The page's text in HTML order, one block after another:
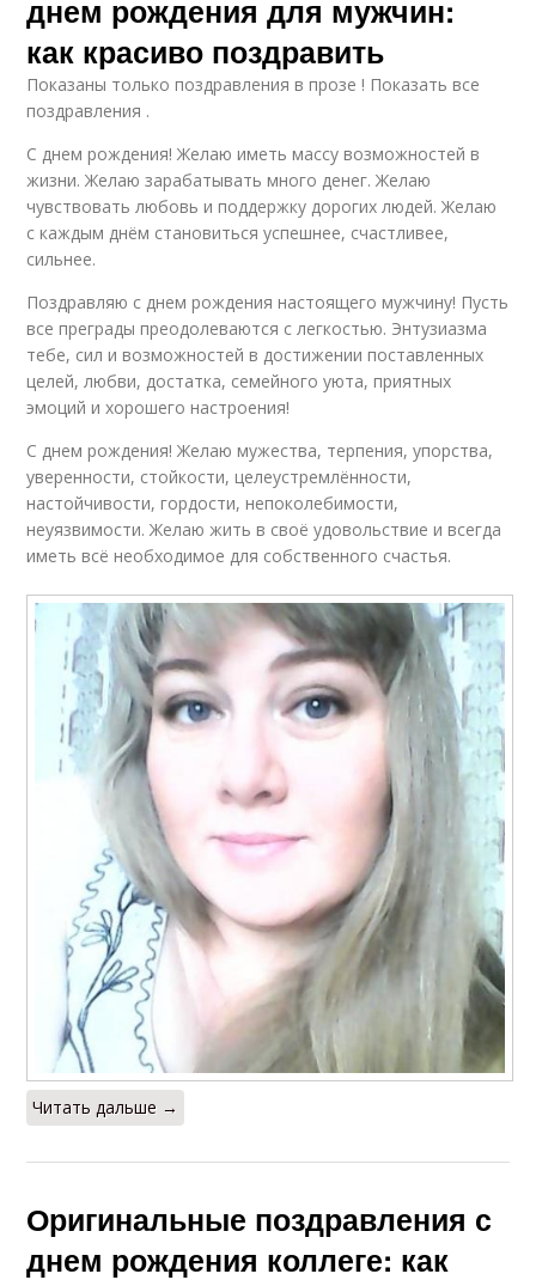
днем рождения для мужчин:
как красиво поздравить
Показаны только поздравления в прозе ! Показать все
поздравления .
С днем рождения! Желаю иметь массу возможностей в
жизни. Желаю зарабатывать много денег. Желаю
чувствовать любовь и поддержку дорогих людей. Желаю
с каждым днём становиться успешнее, счастливее,
сильнее.
Поздравляю с днем рождения настоящего мужчину! Пусть
все преграды преодолеваются с легкостью. Энтузиазма
тебе, сил и возможностей в достижении поставленных
целей, любви, достатка, семейного уюта, приятных
эмоций и хорошего настроения!
С днем рождения! Желаю мужества, терпения, упорства,
уверенности, стойкости, целеустремлённости,
настойчивости, гордости, непоколебимости,
неуязвимости. Желаю жить в своё удовольствие и всегда
иметь всё необходимое для собственного счастья.
Читать дальше →
Оригинальные поздравления с
днем рождения коллеге: как